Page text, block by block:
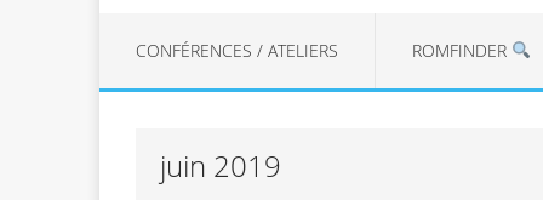
CONFÉRENCES / ATELIERS ROMFINDER
juin 2019